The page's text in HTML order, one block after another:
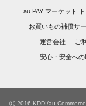
au PAY マーケット
お買いもの補償サ
運営会社 ご
安心・安全へ
© 2016 KDDI/au